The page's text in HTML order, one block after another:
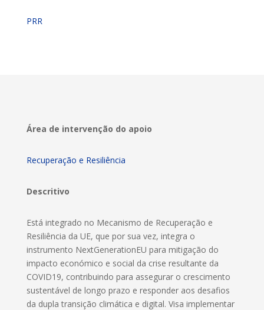
PRR
Área de intervenção do apoio
Recuperação e Resiliência
Descritivo
Está integrado no Mecanismo de Recuperação e
Resiliência da UE, que por sua vez, integra o
instrumento NextGenerationEU para mitigação do
impacto económico e social da crise resultante da
COVID19, contribuindo para assegurar o crescimento
sustentável de longo prazo e responder aos desafios
da dupla transição climática e digital. Visa implementar